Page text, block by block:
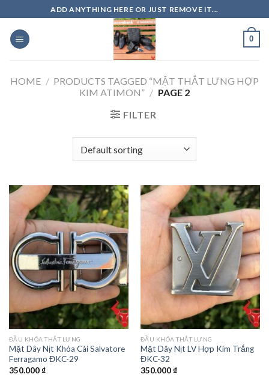
to
content
ADD ANYTHING HERE OR JUST REMOVE IT...
0
HOME / PRODUCTS TAGGED “MẶT THẮT LƯNG HỢP
KIM ATIMON” / PAGE 2
FILTER
ĐẦU KHÓA THẮT LƯNG
Mặt Dây Nịt Khóa Cài Salvatore
Ferragamo ĐKC-29
350.000₫
ĐẦU KHÓA THẮT LƯNG
Mặt Dây Nịt LV Hợp Kim Trắng
ĐKC-32
350.000₫